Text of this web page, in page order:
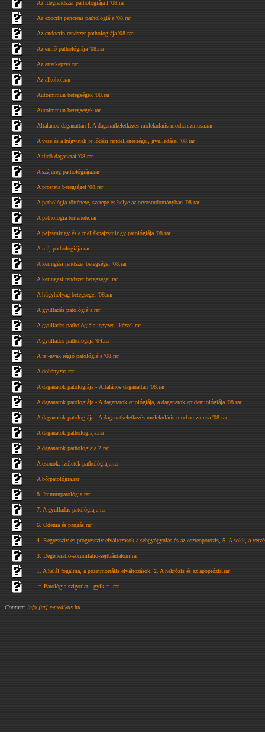
Az idegrendszer pathologiája I '08.rar
Az exocrin pancreas pathologiája '08.rar
Az endocrin rendszer pathologiája '08.rar
Az emlő pathológiája '08.rar
Az attetkepzes.rar
Az alkohol.rar
Autoimmun betegségek '08.rar
Autoimmun betegsegek.rar
Altalanos daganattan I. A daganatkeletkezes molekularis mechanizmusa.rar
A vese és a húgyutak fejlődési rendellenességei, gyulladásai '08.rar
A tüdő daganatai '08.rar
A szájüreg pathológiája.rar
A prostata betegségei '08.rar
A pathológia története, szerepe és helye az orvostudományban '08.rar
A pathologia tortenete.rar
A pajzsmirigy és a mellékpajzsmirigy patológiája '08.rar
A máj pathológiája.rar
A keringési rendszer betegségei '08.rar
A keringesi rendszer betegsegei.rar
A húgyhólyag betegségei '08.rar
A gyulladás patológiája.rar
A gyulladas pathológiája jegyzet - kézzel.rar
A gyulladas pathologaja '04.rar
A fej-nyak régió patológiája '08.rar
A dohányzás.rar
A daganatok patologiája - Általános daganattan '08.rar
A daganatok patologiája - A daganatok etiológiája, a daganatok epidemiológiája '08.rar
A daganatok patologiája - A daganatkeletkezés molekuláris mechanizmusa '08.rar
A daganatok pathologiaja.rar
A daganatok pathologiaja 2.rar
A csonok, izületek pathológiája.rar
A bőrpatológia.rar
8. Immunpatológia.rar
7. A gyulladás patológiája.rar
6. Odema és pangás.rar
4. Regresszív és progresszív elváltozások a sebgyógyulás és az oszteoporózis, 5. A sokk, a
3. Degeneratio-accumlatio-sejtbántalom.rar
1. A halál fogalma, a posztmortális elváltozások, 2. A nekrózis és az apoptózis.rar
-= Patológia szigorlat - gyik =-.rar
Contact: info [at] e-medikus.hu